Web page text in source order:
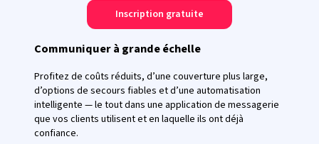
Inscription gratuite
Communiquer à grande échelle
Profitez de coûts réduits, d’une couverture plus large,
d’options de secours fiables et d’une automatisation
intelligente — le tout dans une application de messagerie
que vos clients utilisent et en laquelle ils ont déjà
confiance.